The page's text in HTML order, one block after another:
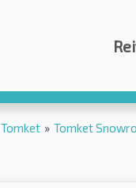
Tomket » Tomket